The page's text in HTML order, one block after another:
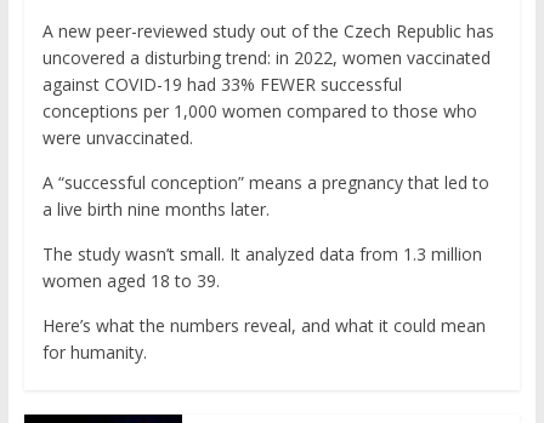
A new peer-reviewed study out of the Czech Republic has
uncovered a disturbing trend: in 2022, women vaccinated
against COVID-19 had 33% FEWER successful
conceptions per 1,000 women compared to those who
were unvaccinated.
A “successful conception” means a pregnancy that led to
a live birth nine months later.
The study wasn’t small. It analyzed data from 1.3 million
women aged 18 to 39.
Here’s what the numbers reveal, and what it could mean
for humanity.